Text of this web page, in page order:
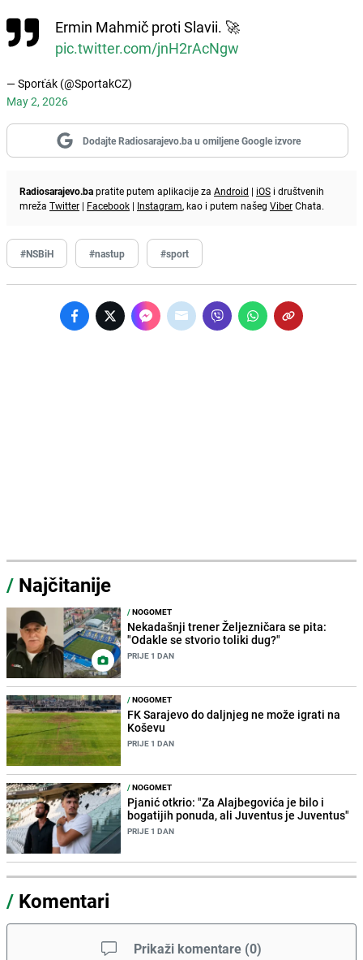
Ermin Mahmič proti Slavii. 🚀
pic.twitter.com/jnH2rAcNgw
— Sporťák (@SportakCZ)
May 2, 2026
Dodajte Radiosarajevo.ba u omiljene Google izvore
Radiosarajevo.bapratite putem aplikacije za Android | iOS i društvenih
mreža Twitter | Facebook | Instagram, kao i putem našeg ViberChata.
#NSBiH #nastup #sport
/ Najčitanije
/NOGOMET
Nekadašnji trener Željezničara se pita:
"Odakle se stvorio toliki dug?"
PRIJE 1 DAN
/NOGOMET
FK Sarajevo do daljnjeg ne može igrati na
Koševu
PRIJE 1 DAN
/NOGOMET
Pjanić otkrio: "Za Alajbegovića je bilo i
bogatijih ponuda, ali Juventus je Juventus"
PRIJE 1 DAN
/ Komentari
Prikaži komentare (0)